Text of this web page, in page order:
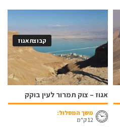
קבוצת אגוז
אגוז – צוק תמרור לעין בוקק
משך המסלול:
12 ק"מ